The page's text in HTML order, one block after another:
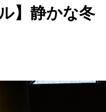
】静かな冬